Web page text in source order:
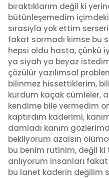
bıraktıklarım değil ki
bütünleşemedim
sırasıyla yok ettim
fakat sormadı kimse bu
hepsi oldu hasta, çünkü
ya siyah ya beyaz
çözülür yazılımsal
bilinmez hissettiklerim,
kurdum kaçak cümleler,
kendime bile vermedim
kaptırdım kaderimi,
damladı kanım
bekliyorum azalsın
bu benim rutinim, değil
anlıyorum insanları
bu lanet kaderin değilim